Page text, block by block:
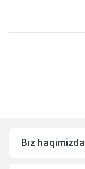
Biz haqimizda